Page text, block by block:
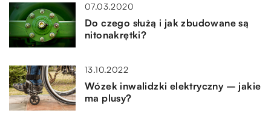
07.03.2020
Do czego służą i jak zbudowane są
nitonakrętki?
13.10.2022
Wózek inwalidzki elektryczny – jakie
ma plusy?